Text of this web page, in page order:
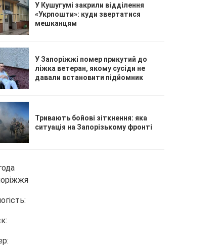
У Кушугумі закрили відділення
«Укрпошти»: куди звертатися
мешканцям
У Запоріжжі помер прикутий до
ліжка ветеран, якому сусіди не
давали встановити підйомник
Тривають бойові зіткнення: яка
ситуація на Запорізькому фронті